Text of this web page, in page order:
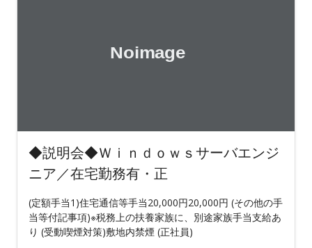
◆説明会◆Ｗｉｎｄｏｗｓサーバエンジ
ニア／在宅勤務有・正
(定額手当1)住宅通信等手当20,000円20,000円 (その他の手
当等付記事項)※税務上の扶養家族に、別途家族手当支給あ
り (受動喫煙対策)敷地内禁煙 (正社員)